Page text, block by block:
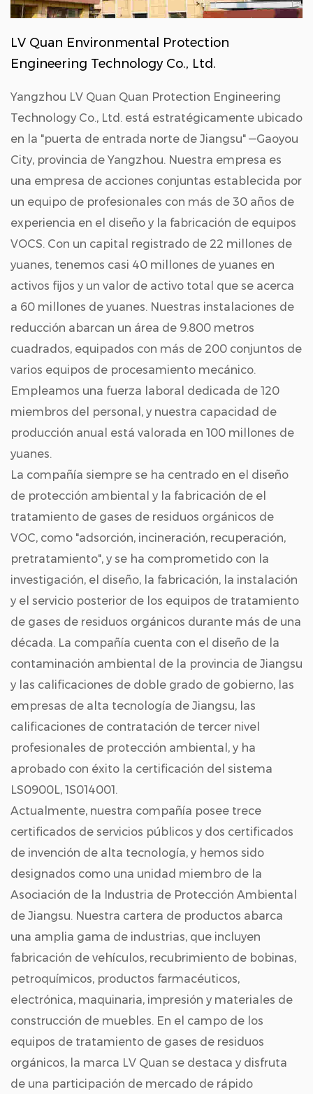
LV Quan Environmental Protection
Engineering Technology Co., Ltd.
Yangzhou LV Quan Quan Protection Engineering
Technology Co., Ltd. está estratégicamente ubicado
en la "puerta de entrada norte de Jiangsu" —Gaoyou
City, provincia de Yangzhou. Nuestra empresa es
una empresa de acciones conjuntas establecida por
un equipo de profesionales con más de 30 años de
experiencia en el diseño y la fabricación de equipos
VOCS. Con un capital registrado de 22 millones de
yuanes, tenemos casi 40 millones de yuanes en
activos fijos y un valor de activo total que se acerca
a 60 millones de yuanes. Nuestras instalaciones de
reducción abarcan un área de 9.800 metros
cuadrados, equipados con más de 200 conjuntos de
varios equipos de procesamiento mecánico.
Empleamos una fuerza laboral dedicada de 120
miembros del personal, y nuestra capacidad de
producción anual está valorada en 100 millones de
yuanes.
La compañía siempre se ha centrado en el diseño
de protección ambiental y la fabricación de el
tratamiento de gases de residuos orgánicos de
VOC, como "adsorción, incineración, recuperación,
pretratamiento", y se ha comprometido con la
investigación, el diseño, la fabricación, la instalación
y el servicio posterior de los equipos de tratamiento
de gases de residuos orgánicos durante más de una
década. La compañía cuenta con el diseño de la
contaminación ambiental de la provincia de Jiangsu
y las calificaciones de doble grado de gobierno, las
empresas de alta tecnología de Jiangsu, las
calificaciones de contratación de tercer nivel
profesionales de protección ambiental, y ha
aprobado con éxito la certificación del sistema
LS0900L, 1S014001.
Actualmente, nuestra compañía posee trece
certificados de servicios públicos y dos certificados
de invención de alta tecnología, y hemos sido
designados como una unidad miembro de la
Asociación de la Industria de Protección Ambiental
de Jiangsu. Nuestra cartera de productos abarca
una amplia gama de industrias, que incluyen
fabricación de vehículos, recubrimiento de bobinas,
petroquímicos, productos farmacéuticos,
electrónica, maquinaria, impresión y materiales de
construcción de muebles. En el campo de los
equipos de tratamiento de gases de residuos
orgánicos, la marca LV Quan se destaca y disfruta
de una participación de mercado de rápido